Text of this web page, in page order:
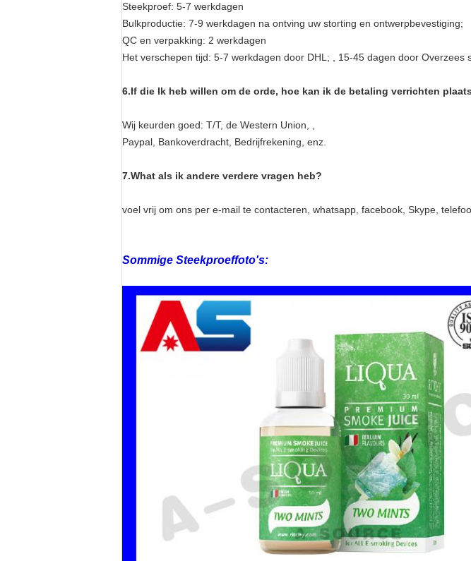
Steekproef: 5-7 werkdagen
Bulkproductie: 7-9 werkdagen na ontving uw storting en ontwerpbevestiging;
QC en verpakking: 2 werkdagen
Het verschepen tijd: 5-7 werkdagen door DHL; , 15-45 dagen door Overzees
6.If die Ik heb willen om de orde, hoe kan ik de betaling verrichten
Wij keurden goed: T/T, de Western Union, ,
Paypal, Bankoverdracht, Bedrijfrekening, enz.
7.What als ik andere verdere vragen heb?
voel vrij om ons per e-mail te contacteren, whatsapp, facebook, Skype,
Sommige Steekproeffoto's: